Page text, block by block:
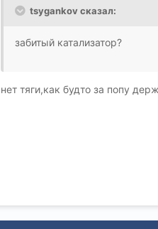
tsygankov сказал:
забитый катализатор?
нет тяги,как будто за попу